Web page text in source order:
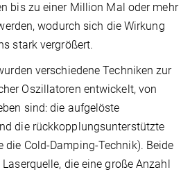
bis zu einer Million Mal oder mehr
wodurch sich die Wirkung
stark vergrößert.
verschiedene Techniken zur
Oszillatoren entwickelt, von
sind: die aufgelöste
die rückkopplungsunterstützte
die Cold-Damping-Technik). Beide
die eine große Anzahl